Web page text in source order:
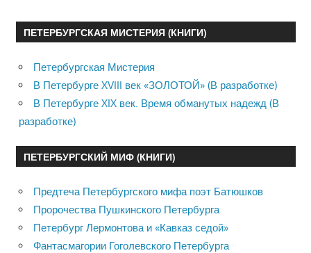
ПЕТЕРБУРГСКАЯ МИСТЕРИЯ (КНИГИ)
Петербургская Мистерия
В Петербурге XVIII век «ЗОЛОТОЙ» (В разработке)
В Петербурге XIX век. Время обманутых надежд (В
разработке)
ПЕТЕРБУРГСКИЙ МИФ (КНИГИ)
Предтеча Петербургского мифа поэт Батюшков
Пророчества Пушкинского Петербурга
Петербург Лермонтова и «Кавказ седой»
Фантасмагории Гоголевского Петербурга